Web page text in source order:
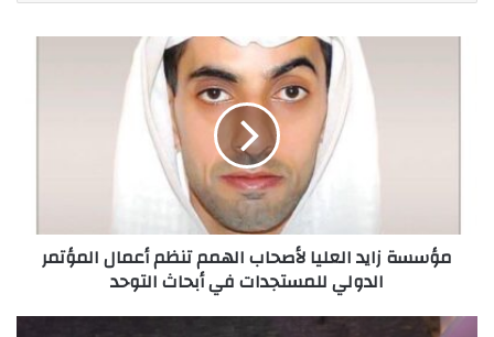
الدولي
للمستجدات
التوحد
مؤسسة زايد العليا لأصحاب الهمم تنظم أعمال المؤتمر
الدولي للمستجدات في أبحاث التوحد
«التعمير